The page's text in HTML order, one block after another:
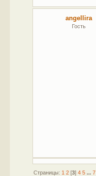
angellira
Гость
Страницы: 1 2[3] 4 5 ... 7